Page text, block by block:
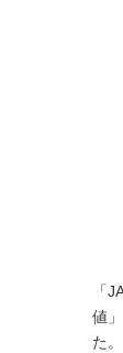
「
値
た